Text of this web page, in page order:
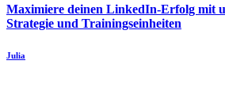
Maximiere deinen LinkedIn-Erfolg mit
Strategie und Trainingseinheiten
Julia